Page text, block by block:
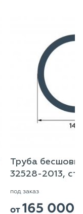
Труба
32528-2013,
под заказ
от165 000